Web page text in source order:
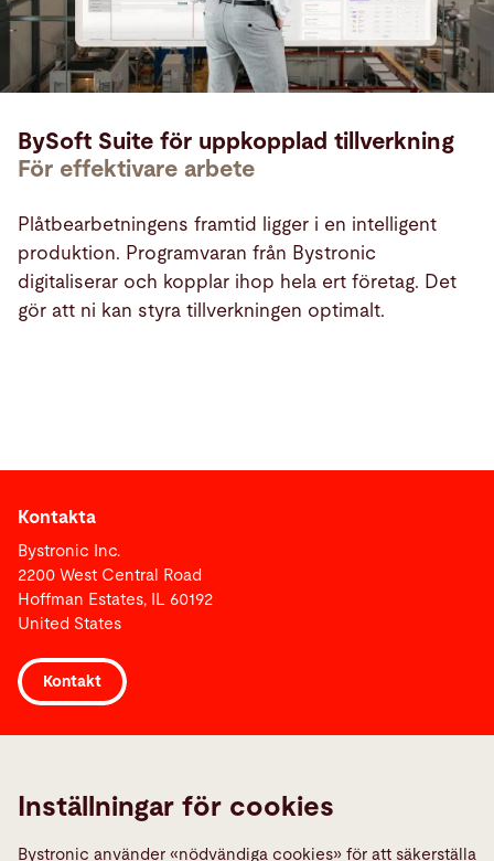
BySoft Suite för uppkopplad tillverkning
För effektivare arbete
Plåtbearbetningens framtid ligger i en intelligent
produktion. Programvaran från Bystronic
digitaliserar och kopplar ihop hela ert företag. Det
gör att ni kan styra tillverkningen optimalt.
Kontakta
Bystronic Inc.
2200 West Central Road
Hoffman Estates, IL 60192
United States
Kontakt
Quality policies
Rapportera ett fel
Inställningar för cookies
Bystronic använder «nödvändiga cookies» för att säkerställa